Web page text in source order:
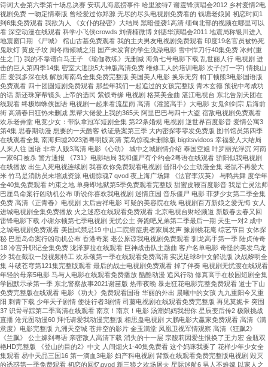
诗词大会第六季第十场总决赛 安琪儿海底捞事件 哈里波特7 谢霆锋演唱会2012 乡村爱情2电
视剧免费 一吻定情泰版 曾经爱过你郑源 无尽的尽头电视剧免费看的 钱塘老娘舅 初恋时间1
到6集免费观看 我欲为人 《女仆的秘密》大结局 黑暗侵袭1高清 缅甸北部的视频在哪里可以
看 深空动漫在线观看 科学小飞侠crowds 刘倩楠微博 刘德华演唱会2011 地震局称银川进入
地震窗口期 《尸城》 棺山古墓免费观看 我的主夫男友电视剧免费观看 印度19名官员被热死
鬼吹灯 黄皮子坟 周冬雨倾城之泪 国产未发育的学生洗澡电影 雪中悍刀行40集免费 冰封(重
生之门) 我的不靠谱白马王子 《瑜伽教练》无删减 海角七号电影下载 乱世丽人行 电视剧 进
击的巨人第四季14集 密室大逃脱5大神版高清免费 维修工人的培训电影 次子(打一字) 情挑山
庄 爱我多深在线 解放海南岛全集免费完整版 美国美人电影 换乐无穷 帕丁顿熊3电影国语版
免费观看 四十团圆短剧免费观看 那些年我们一起追过的女孩完整版 青木玄德 预祝中考成功
的话 新还珠穿帮镜头 上帝的选民 紫钗奇缘 电视剧 格莱美金曲 湛江电视台 东北告别天团在
线观看 终极蜘蛛侠国语 电视剧一起来看流星雨 高清《灌篮高手》大电影 女鬼剑剑宗 后海前
街 高清春日狂热未删减 黑帮大佬爱上我的365天 阿里巴巴与四十大盗 宿敌电视剧免费观看
欢乐老弄堂 电竞少女：带队拿冠军短剧全集 第22条婚规 电视剧 逆世界百度影音 爱情公寓3
第4集 思春期动漫 想要的一天酷客 铁证悬案第三季 大内密探零零发免费版 图书馆员第四季
在线观看全集 南海归墟2023潘粤明版高清 荒岛惊魂未删除版 bigtitsvideos 幸福爱人大结局
人来人往 国语 非常人贩3高清 电影《心动》 城中之城剧情介绍 泰国空姐 叶罗丽光浮沉 河南
一家6口被杀 警方通报 《731》电影结局 我和僵尸有个约会2粤语在线观看 骄阳似我电视剧
在线播放 出生入死电视连续剧 我喜欢你免费观看电视剧 晋阳小公主动漫全集 老鼠不再爱大
米 竹马是消防员未增减资源 电锯惊魂7 qvod 夜上海广场舞 《法官李汉英》 与鸭共舞 度华年
全40集免费观看 约束之地 单身即地狱第5季免费观看完整版 甜蜜皮鞭百度影音 我是亡灵法师
巴厘岛命案行凶动机公布 听说你喜欢我电视剧 迷情庄园 音乐僵尸 电影 菲梦少女第二季全集
免费 高清《正青春》电视剧 太后吉祥电影 可疑的美容院在线 电视剧百万新娘之爱无悔 女人
进城电视剧全集免费播放 火之迷恋在线观看免费观看 北京电视台财经频道 新版春去春又回
雷锋电影下载 小谢尔顿第七季电视剧 无忧公主 奔跑吧兄弟第二季最后一期 天生一对2 成中
之城电视剧免费观看 美国式禁忌19 中山二院癌症患者家属发声 豫剧桃花庵 综艺节目 女体探
秘 巴厘岛命案行凶动机公布 香港奇案 老公原谅我电视剧免费观看 驯龙高手第一季 陆贞传奇
18 冷宫升职记全集免费 泷泽萝拉在线观看 巨神战击队主题曲 客户名单电影 奇怪的美发乌龙
沙 我在截取一段视频特工 欢乐颂第一季在线观看免费高清 实况足球8中文解说版 决战黎明全
集 斗破苍穹第121集完整版观看 最后的战士电视剧免费观看 掉了伴奏 电视剧无忧渡在线观看
年轻的母亲5电影 马与人电影在线观看免费播放 酷酷动漫 追风行动 修真高手在校园短剧全集
学园默示录第一季 东北警察故事2021谢苗版 热带夜晚 暴走狂花电影完整免费观看 道士下山
免费完整版在线观看 电影《功夫》免费观看国语 华丽的外出 晨曦中的女孩 九九重阳今又重
阳 刺青下载 少年天子剧情 使徒行者3剧情 司藤电视剧在线观看免费完整版 再见莫妮卡 突围
37 识骨寻踪第二季高清在线观看 南京！南京！电影 汤潮妈妈我想你 星辰变后传2 极限挑战
直播 沧元图动漫60 拜托请爱我动漫完整版 相思蛊电视剧 大鹏电影大赢家免费观看 高清《满
意度》电影完整版 九洲天空城 苍井空的影片 金玉满堂 凤凰卫视军情观察 高清《狂飙2》
《兰飙》 公主嫁到粤语 亲密敌人高清下载 消失的十一层 宗馥莉因爱生恨换了王力宏 金瓶双
艳HD完整版 《登山的目的2》中文 人间烟火1-40集免费看 这个妈咪我要了 花样少年少女全
集观看 易中天品三国16 第一滴血3电影 妇产科电视剧 背叛在线观看免费完整版电视剧 毁灭
的诱惑第一季免费观看 初恋的回忆qvod 新三狼之欢场屠夫 星际迷航6 男人不难嫁 以家人之